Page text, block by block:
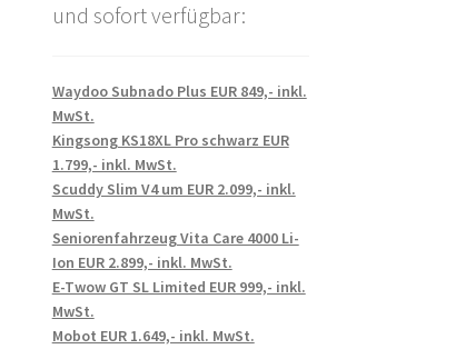
und sofort verfügbar:
Waydoo Subnado Plus EUR 849,- inkl.
MwSt.
Kingsong KS18XL Pro schwarz EUR
1.799,- inkl. MwSt.
Scuddy Slim V4 um EUR 2.099,- inkl.
MwSt.
Seniorenfahrzeug Vita Care 4000 Li-
Ion EUR 2.899,- inkl. MwSt.
E-Twow GT SL Limited EUR 999,- inkl.
MwSt.
Mobot EUR 1.649,- inkl. MwSt.